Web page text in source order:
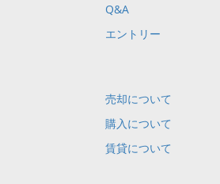
Q&A
エントリー
売却について
購入について
賃貸について